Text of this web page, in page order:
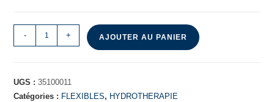
- + AJOUTER AU PANIER
UGS :35100011
Catégories : FLEXIBLES, HYDROTHERAPIE